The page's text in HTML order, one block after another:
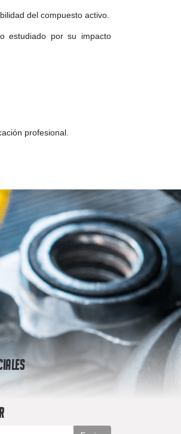
del compuesto activo.
estudiado por su impacto
profesional.